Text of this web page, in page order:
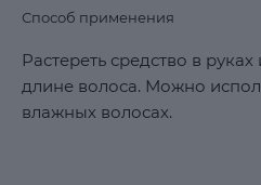
Способ применения
Растереть средство в
длине волоса. Можно
влажных волосах.